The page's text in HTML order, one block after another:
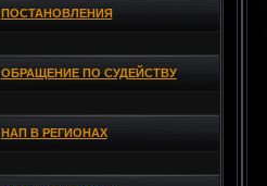
ПОСТАНОВЛЕНИЯ
ОБРАЩЕНИЕ ПО СУДЕЙСТВУ
НАП В РЕГИОНАХ